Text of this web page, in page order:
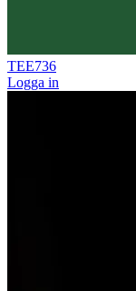
TEE736
Logga in